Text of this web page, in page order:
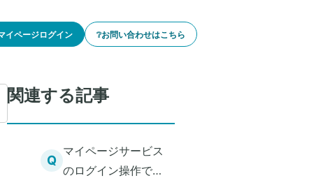
イページログイン ❔お問い合わせはこちら
関連する記事
Q
マイページサービス
のログイン操作で、